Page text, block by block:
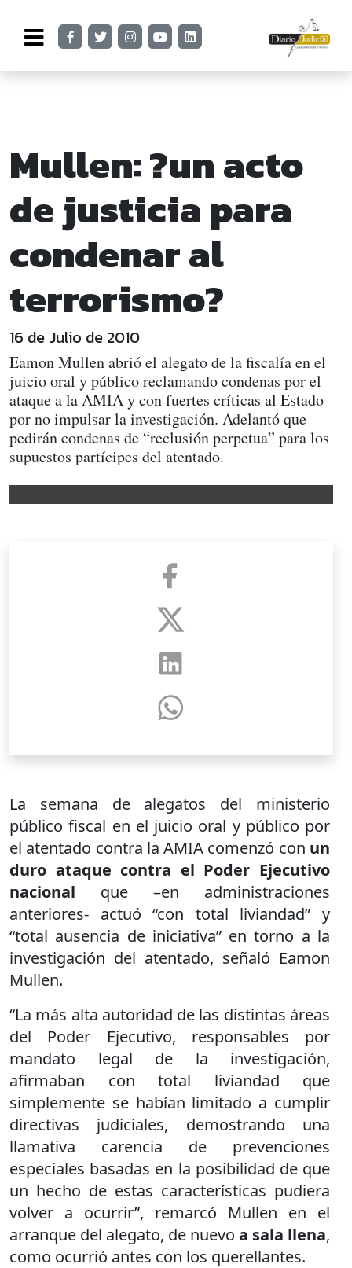
Mullen: ?un acto
de justicia para
condenar al
terrorismo?
16 de Julio de 2010
Eamon Mullen abrió el alegato de la fiscalía en el
juicio oral y público reclamando condenas por el
ataque a la AMIA y con fuertes críticas al Estado
por no impulsar la investigación. Adelantó que
pedirán condenas de “reclusión perpetua” para los
supuestos partícipes del atentado.
La semana de alegatos del ministerio
público fiscal en el juicio oral y público por
el atentado contra la AMIA comenzó con un
duro ataque contra el Poder Ejecutivo
nacional que –en administraciones
anteriores- actuó “con total liviandad” y
“total ausencia de iniciativa” en torno a la
investigación del atentado, señaló Eamon
Mullen.
“La más alta autoridad de las distintas áreas
del Poder Ejecutivo, responsables por
mandato legal de la investigación,
afirmaban con total liviandad que
simplemente se habían limitado a cumplir
directivas judiciales, demostrando una
llamativa carencia de prevenciones
especiales basadas en la posibilidad de que
un hecho de estas características pudiera
volver a ocurrir”, remarcó Mullen en el
arranque del alegato, de nuevo a sala llena,
como ocurrió antes con los querellantes.